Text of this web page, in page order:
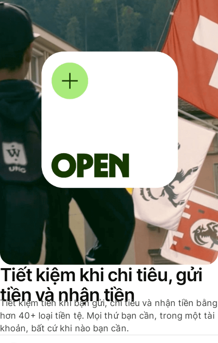
Tiết kiệm khi chi tiêu, gửi
tiền và nhận tiền
Tiết kiệm tiền khi bạn gửi, chi tiêu và nhận tiền bằng
hơn 40+ loại tiền tệ. Mọi thứ bạn cần, trong một tài
khoản, bất cứ khi nào bạn cần.